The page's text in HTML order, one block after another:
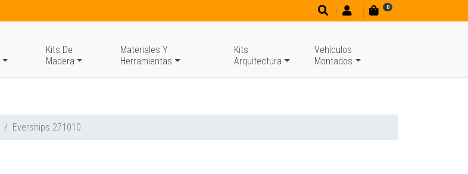
0
Kits De
Madera
Materiales Y
Herramientas
Kits
Arquitectura
Vehículos
Montados
Everships 271010